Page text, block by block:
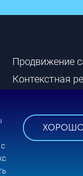
Продвижение
Контекстная
Брендинг